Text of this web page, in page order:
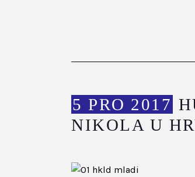
5 PRO 2017
NIKOLA U